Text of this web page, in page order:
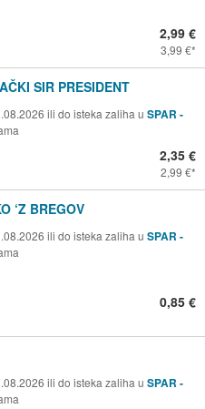
2,99 €
3,99 €
SIR PRESIDENT
ili do isteka zaliha u SPAR -
2,35 €
2,99 €
‘Z BREGOV
ili do isteka zaliha u SPAR -
0,85 €
ili do isteka zaliha u SPAR -